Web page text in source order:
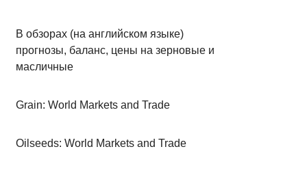
В обзорах (на английском языке)
прогнозы, баланс, цены на зерновые и
масличные
Grain: World Markets and Trade
Oilseeds: World Markets and Trade